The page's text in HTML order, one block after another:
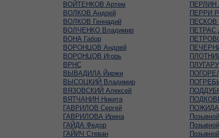
ВОЙТЕНКОВ Артем
ПЕРЛИН
ВОЛКОВ Андрей
ПЕРРИ
ВОЛКОВ Геннадий
ПЕСКОВ
ВОЛЧЕНКО Владимир
ПЕТРАС
ВОНА Габор
ВОРОНЦОВ Андрей
ВОРОНЦОВ Игорь
ВРНС
ВЫВАДИЛА Йиржи
ВЫСОЦКИЙ Владимир
ВЯЗОВСКИЙ Алексей
ВЯТЧАНИН Никита
ГАВРИЛОВ Сергей
ГАВРИЛОВА Ирина
ГАЙДА Федор
ГАЙИЧ Стеван